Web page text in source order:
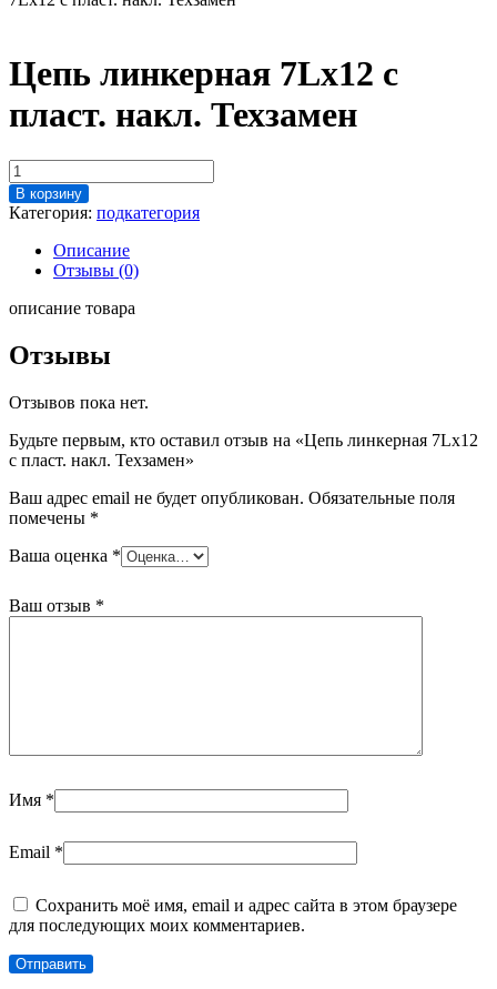
Цепь линкерная 7Lх12 с
пласт. накл. Техзамен
Количество
товара
Цепь
линкерная
7Lх12
накл.
В корзину
Категория: подкатегория
Описание
Отзывы (0)
описание товара
Отзывы
Отзывов пока нет.
Будьте первым, кто оставил отзыв на «Цепь линкерная 7Lх12
с пласт. накл. Техзамен»
Ваш адрес email не будет опубликован. Обязательные поля
помечены *
Ваша оценка *
Ваш отзыв *
Имя *
Email *
Сохранить моё имя, email и адрес сайта в этом браузере
для последующих моих комментариев.